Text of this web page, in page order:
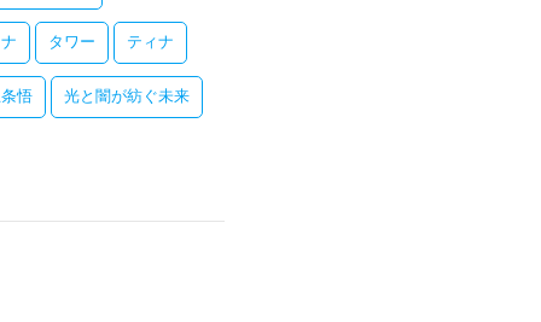
タワー ティナ
悟 光と闇が紡ぐ未来